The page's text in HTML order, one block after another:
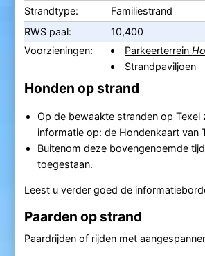
Strandtype:
Familiestrand
RWS paal:
10,400
Voorzieningen:
Parkeerterrein
Strandpaviljoen
Honden op strand
Op de bewaakte stranden op Texel
informatie op: de Hondenkaart van
Buitenom deze bovengenoemde
toegestaan.
Leest u verder goed de
Paarden op strand
Paardrijden of rijden met